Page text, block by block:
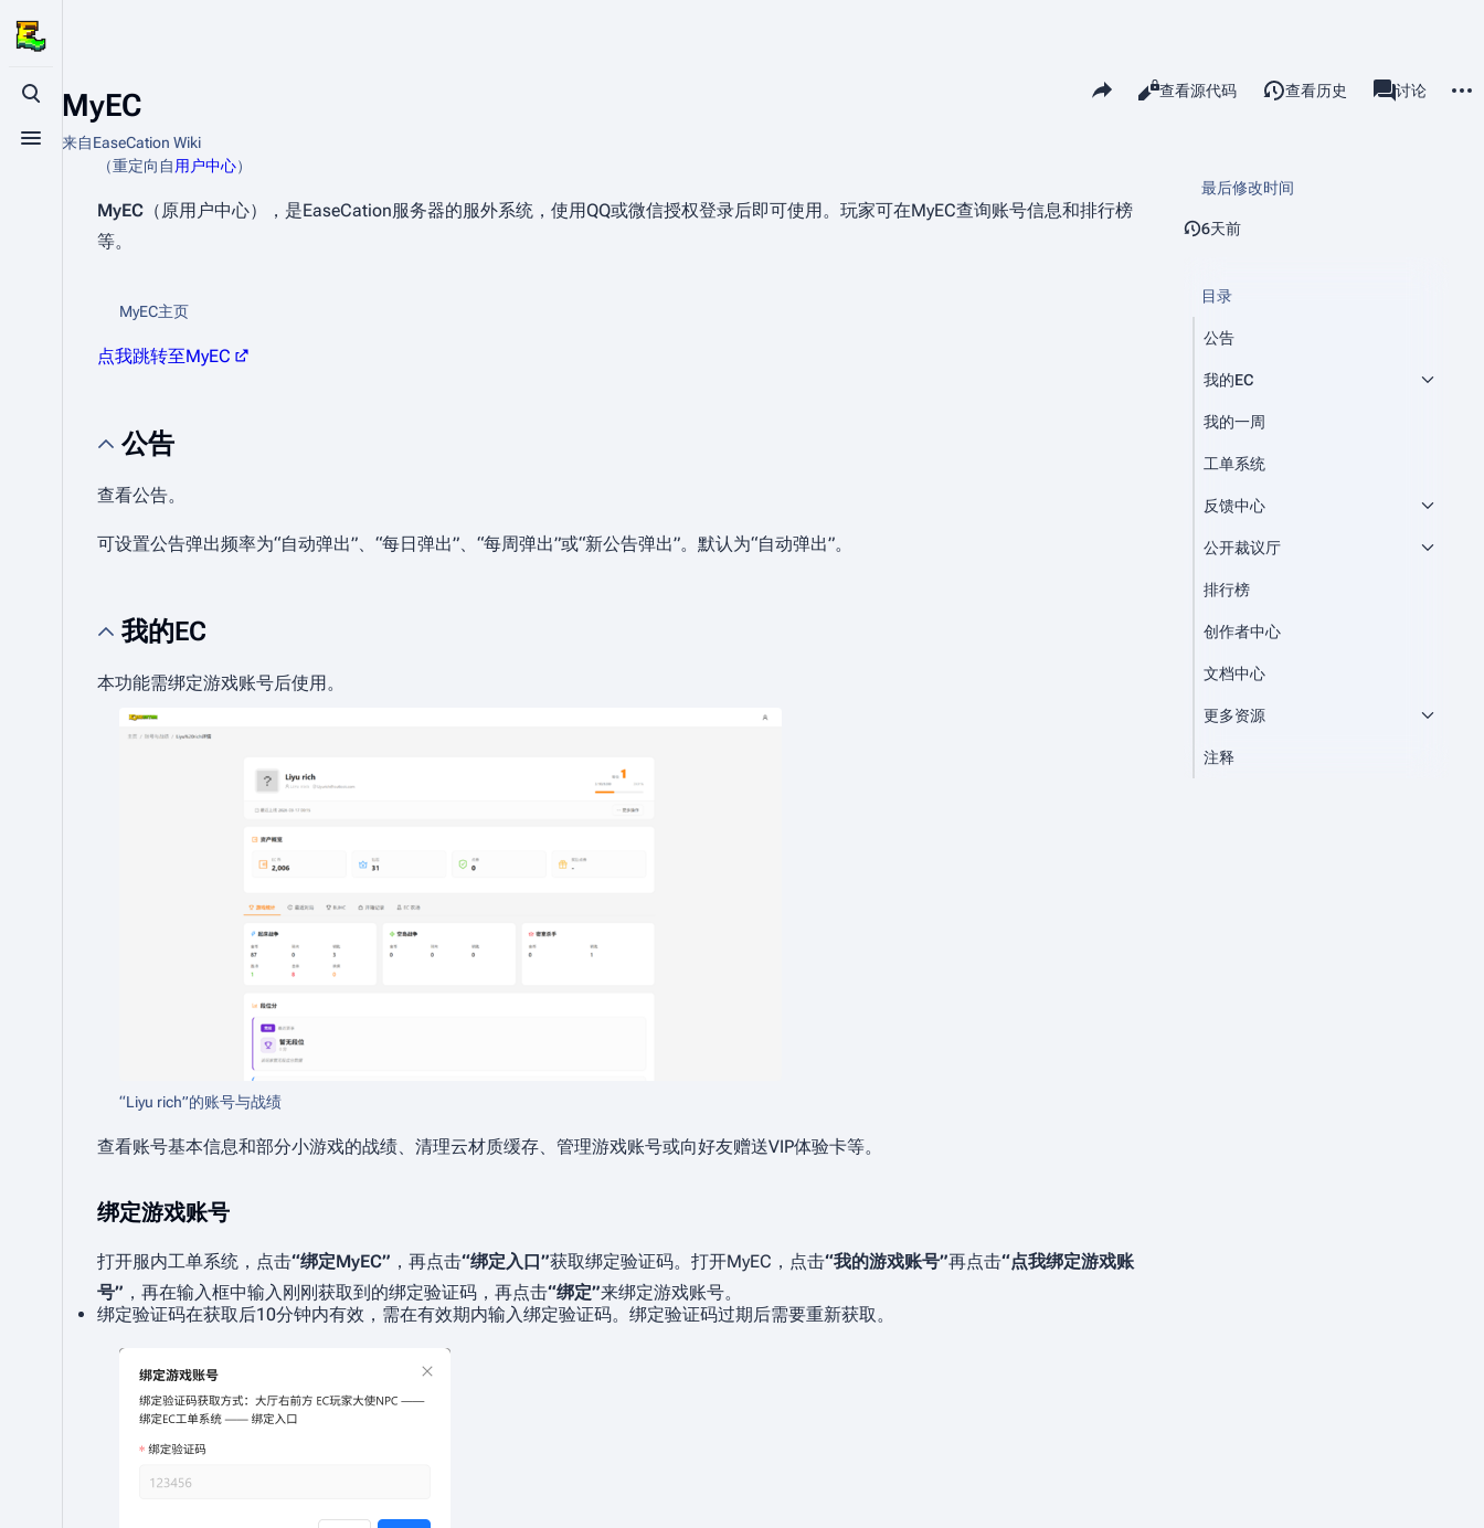
打开/关闭搜索
打开/关闭菜单
MyEC
来自EaseCation Wiki
分享此页面
查看阅读
查看源代码 查看历史 associated-
页面
讨论
（重定向自 用户中心）
MyEC （原用户中心），是EaseCation服务器的服外系统，使用QQ或微信授权登录后即可使用。玩家可在MyEC查询账号信息和排行榜
等。
MyEC主页
点我跳转至MyEC
公告
查看公告。
可设置公告弹出频率为“自动弹出”、“每日弹出”、“每周弹出”或“新公告弹出”。默认为“自动弹出”。
我的EC
本功能需绑定游戏账号后使用。
“Liyu rich”的账号与战绩
查看账号基本信息和部分小游戏的战绩、清理云材质缓存、管理游戏账号或向好友赠送VIP体验卡等。
绑定游戏账号
打开服内工单系统，点击“绑定MyEC” ，再点击“绑定入口”获取绑定验证码。打开MyEC，点击“我的游戏账号”再点击“点我绑定游戏账
号” ，再在输入框中输入刚刚获取到的绑定验证码，再点击“绑定”来绑定游戏账号。
绑定验证码在获取后10分钟内有效，需在有效期内输入绑定验证码。绑定验证码过期后需要重新获取。
最后修改时间
6天前
目录
公告
我的EC
我的一周
工单系统
反馈中心
公开裁议厅
排行榜
创作者中心
文档中心
更多资源
注释